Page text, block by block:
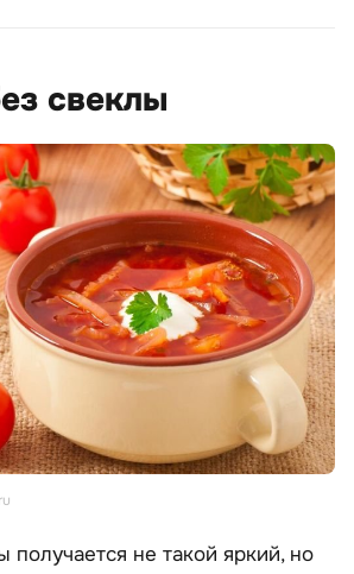
свеклы
получается не такой яркий, но